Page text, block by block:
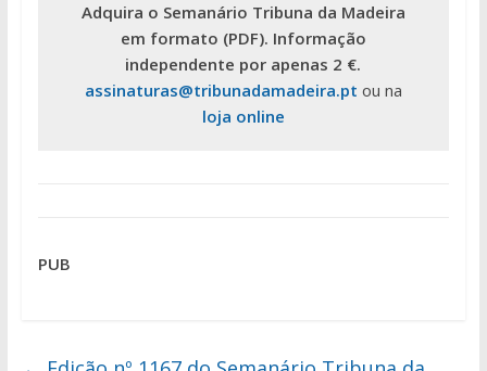
Adquira o Semanário Tribuna da Madeira
em formato (PDF). Informação
independente por apenas 2 €.
assinaturas@tribunadamadeira.pt ou na
loja online
PUB